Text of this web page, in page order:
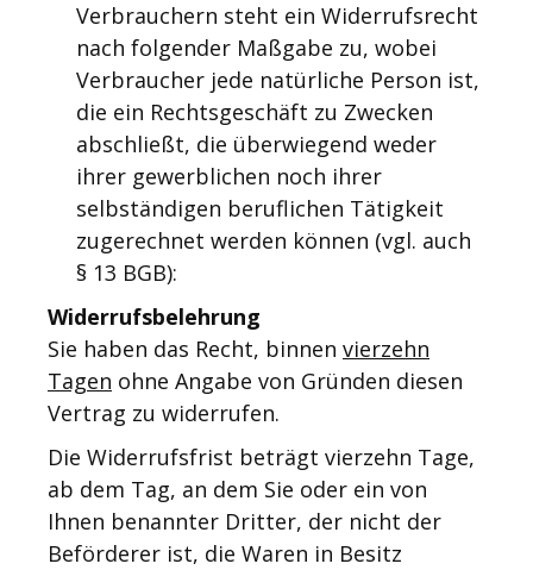
Verbrauchern steht ein Widerrufsrecht
nach folgender Maßgabe zu, wobei
Verbraucher jede natürliche Person ist,
die ein Rechtsgeschäft zu Zwecken
abschließt, die überwiegend weder
ihrer gewerblichen noch ihrer
selbständigen beruflichen Tätigkeit
zugerechnet werden können (vgl. auch
§ 13 BGB):
Widerrufsbelehrung
Sie haben das Recht, binnen vierzehn
Tagen ohne Angabe von Gründen diesen
Vertrag zu widerrufen.
Die Widerrufsfrist beträgt vierzehn Tage,
ab dem Tag, an dem Sie oder ein von
Ihnen benannter Dritter, der nicht der
Beförderer ist, die Waren in Besitz